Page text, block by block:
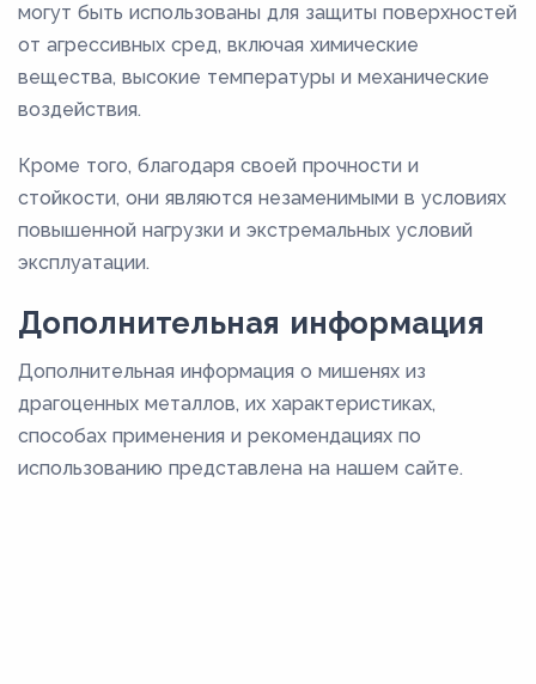
могут быть использованы для защиты поверхностей
от агрессивных сред, включая химические
вещества, высокие температуры и механические
воздействия.
Кроме того, благодаря своей прочности и
стойкости, они являются незаменимыми в условиях
повышенной нагрузки и экстремальных условий
эксплуатации.
Дополнительная информация
Дополнительная информация о мишенях из
драгоценных металлов, их характеристиках,
способах применения и рекомендациях по
использованию представлена на нашем сайте.